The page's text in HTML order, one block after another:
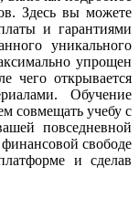
Здесь вы можете
и гарантиями
уникального
упрощен
чего открывается
Обучение
совмещать учебу с
повседневной
свободе
и сделав